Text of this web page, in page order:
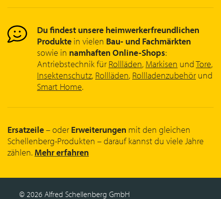
Du findest unsere heimwerkerfreundlichen
Produkte in vielen Bau- und Fachmärkten
sowie in namhaften Online-Shops:
Antriebstechnik für Rollläden, Markisen undTore,
Insektenschutz, Rollläden, Rollladenzubehör und
Smart Home.
Ersatzeile– oder Erweiterungen mit den gleichen
Schellenberg-Produkten – darauf kannst du viele Jahre
zählen. Mehr erfahren
© 2026 Alfred Schellenberg GmbH